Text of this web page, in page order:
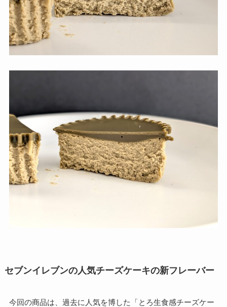
セブンイレブンの人気チーズケーキの新フレーバー
今回の商品は、過去に人気を博した「とろ生食感チーズケー